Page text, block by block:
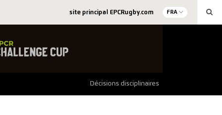
site principal EPCRugby.com FRA
Décisions disciplinaires